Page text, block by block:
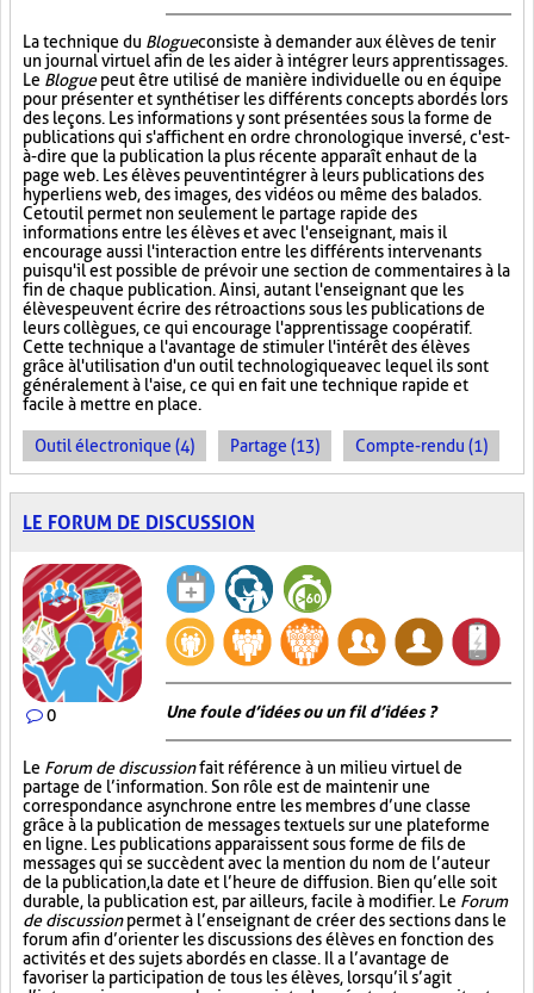
La technique du Blogueconsiste à demander aux élèves de tenir
un journal virtuel afin de les aider à intégrer leurs apprentissages.
Le Bloguepeut être utilisé de manière individuelle ou en équipe
pour présenter et synthétiser les différents concepts abordés lors
des leçons. Les informations y sont présentées sous la forme de
publications qui s'affichent en ordre chronologique inversé, c'est-
à-dire que la publication la plus récente apparaît en haut de la
page web. Les élèves peuvent intégrer à leurs publications des
hyperliens web, des images, des vidéos ou même des balados.
Cet outil permet non seulement le partage rapide des
informations entre les élèves et avec l'enseignant, mais il
encourage aussi l'interaction entre les différents intervenants
puisqu'il est possible de prévoir une section de commentaires à la
fin de chaque publication. Ainsi, autant l'enseignant que les
élèves peuvent écrire des rétroactions sous les publications de
leurs collègues, ce qui encourage l'apprentissage coopératif.
Cette technique a l'avantage de stimuler l'intérêt des élèves
grâce à l'utilisation d'un outil technologique avec lequel ils sont
généralement à l'aise, ce qui en fait une technique rapide et
facile à mettre en place.
Outil électronique (4) Partage (13) Compte-rendu (1)
LE FORUM DE DISCUSSION
0 Une foule d’idées ou un fil d’idées ?
Le Forum de discussionfait référence à un milieu virtuel de
partage de l’information. Son rôle est de maintenir une
correspondance asynchrone entre les membres d’une classe
grâce à la publication de messages textuels sur une plateforme
en ligne. Les publications apparaissent sous forme de fils de
messages qui se succèdent avec la mention du nom de l’auteur
de la publication, la date et l’heure de diffusion. Bien qu’elle soit
durable, la publication est, par ailleurs, facile à modifier. Le Forum
de discussionpermet à l’enseignant de créer des sections dans le
forum afin d’orienter les discussions des élèves en fonction des
activités et des sujets abordés en classe. Il a l’avantage de
favoriser la participation de tous les élèves, lorsqu’il s’agit